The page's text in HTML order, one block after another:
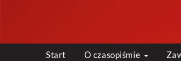
Start O czasopiśmie